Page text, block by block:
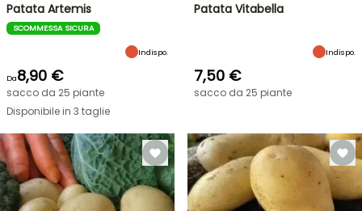
Patata Artemis
SCOMMESSA SICURA
Indispo.
Da8,90 €
sacco da 25 piante
Disponibile in 3 taglie
Patata Vitabella
Indispo.
7,50 €
sacco da 25 piante